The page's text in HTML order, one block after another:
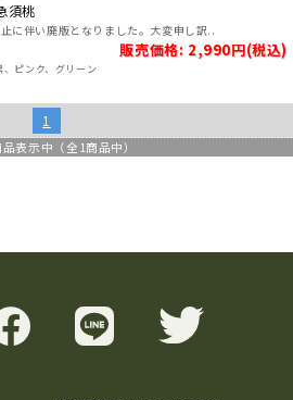
須桃
に伴い廃版となりました。大変申し訳..
販売価格: 2,990円(税込)
ピンク、グリーン
1
品表示中（全 1商品中）